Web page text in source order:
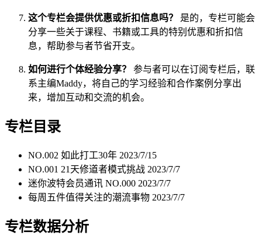
这个专栏会提供优惠或折扣信息吗？
是的，专栏可能会
分享一些关于课程、书籍或工具的特别优惠和折扣信
息，帮助参与者节省开支。
如何进行个体经验分享？
参与者可以在订阅专栏后，联
系主编Maddy，将自己的学习经验和合作案例分享出
来，增加互动和交流的机会。
专栏目录
NO.002 如此打工30年 2023/7/15
NO.001 21天修道者模式挑战 2023/7/7
迷你波特会员通讯 NO.000 2023/7/7
每周五件值得关注的潮流事物 2023/7/7
专栏数据分析